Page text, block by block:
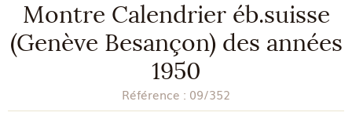
Montre Calendrier éb.suisse
(Genève Besançon) des années
1950
Référence : 09/352